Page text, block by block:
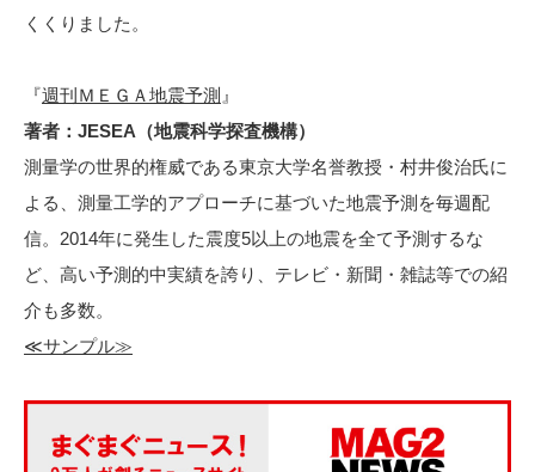
くくりました。
『週刊ＭＥＧＡ地震予測 』
著者：JESEA（地震科学探査機構）
測量学の世界的権威である東京大学名誉教授・村井俊治氏に
よる、測量工学的アプローチに基づいた地震予測を毎週配
信。2014年に発生した震度5以上の地震を全て予測するな
ど、高い予測的中実績を誇り、テレビ・新聞・雑誌等での紹
介も多数。
≪サンプル≫